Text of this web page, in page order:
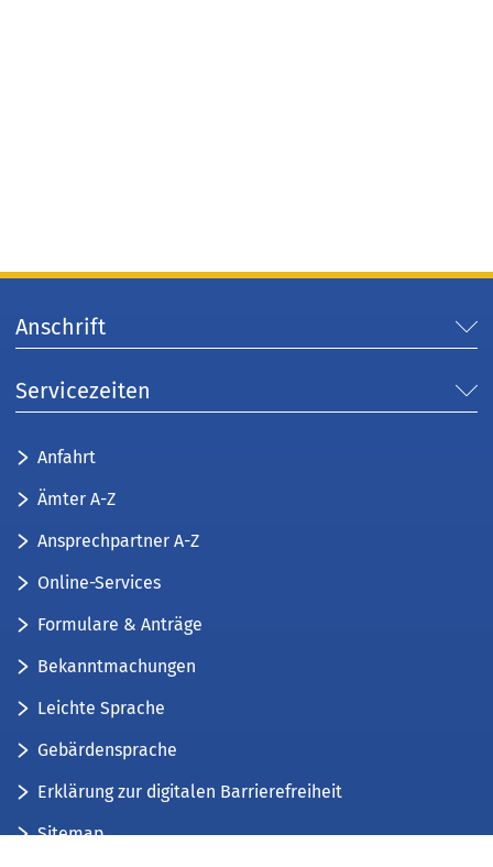
Anschrift
Servicezeiten
Anfahrt
Ämter A-Z
Ansprechpartner A-Z
Online-Services
Formulare & Anträge
Bekanntmachungen
Leichte Sprache
Gebärdensprache
Erklärung zur digitalen Barrierefreiheit
Sitemap